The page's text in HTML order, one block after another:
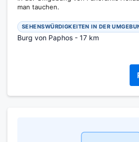
man tauchen.
SEHENSWÜRDIGKEITEN IN DER
Burg von Paphos - 17 km